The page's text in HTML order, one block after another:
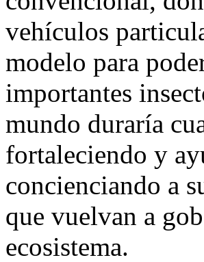
vehículos
modelo para
importantes
mundo duraría
fortaleciendo y
concienciando a
que vuelvan a
ecosistema.